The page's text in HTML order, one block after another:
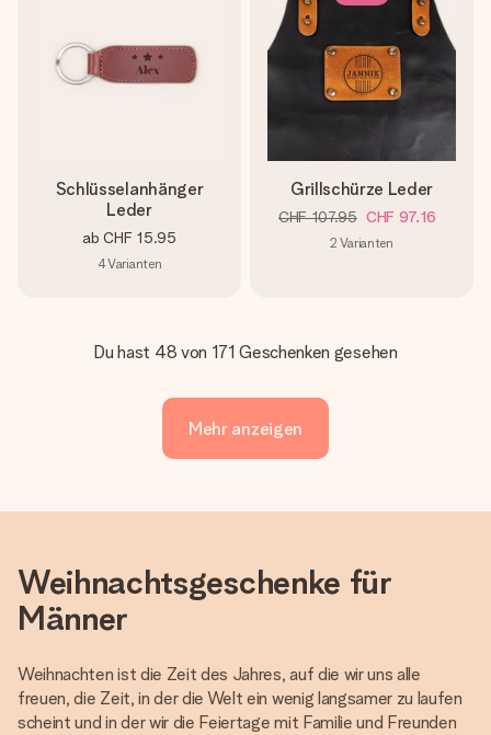
Schlüsselanhänger
Leder
ab CHF 15.95
4Varianten
Grillschürze Leder
CHF 107.95 CHF 97.16
2 Varianten
Du hast 48 von 171 Geschenken gesehen
Mehr anzeigen
Weihnachtsgeschenke für
Männer
Weihnachten ist die Zeit des Jahres, auf die wir uns alle
freuen, die Zeit, in der die Welt ein wenig langsamer zu laufen
scheint und in der wir die Feiertage mit Familie und Freunden